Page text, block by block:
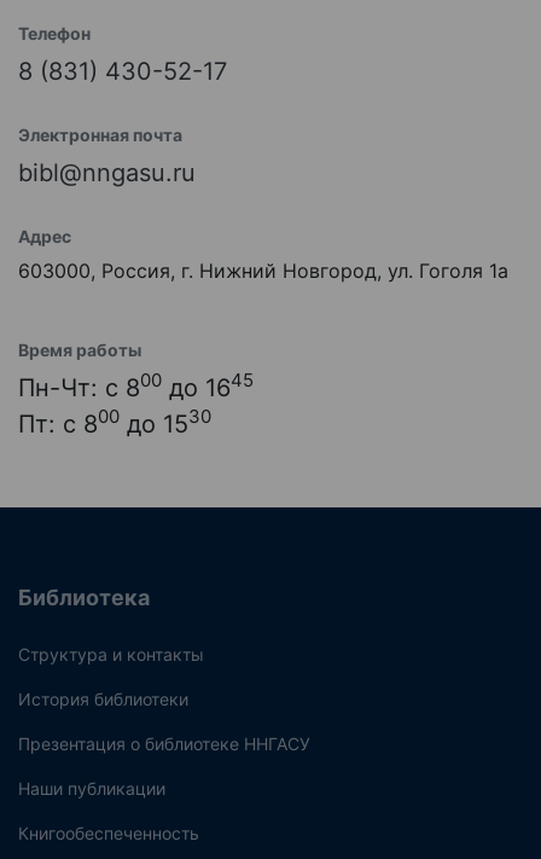
Телефон
8 (831) 430-52-17
Электронная почта
bibl@nngasu.ru
Адрес
603000, Россия, г. Нижний Новгород, ул. Гоголя 1а
Время работы
Пн-Чт: с 800 до 1645
Пт: с 800 до 1530
Библиотека
Структура и контакты
История библиотеки
Презентация о библиотеке ННГАСУ
Наши публикации
Книгообеспеченность